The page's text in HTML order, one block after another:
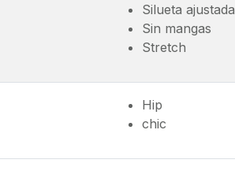
Silueta ajustada
Sin mangas
Stretch
Hip
chic